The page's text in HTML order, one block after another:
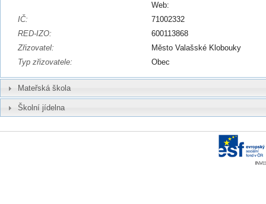
Web:
IČ:
71002332
RED-IZO:
600113868
Zřizovatel:
Město Valašské Klobouky
Typ zřizovatele:
Obec
Mateřská škola
Školní jídelna